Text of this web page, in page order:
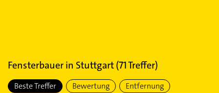
Fensterbauerin Stuttgart(71Treffer)
Beste Treffer Bewertung Entfernung